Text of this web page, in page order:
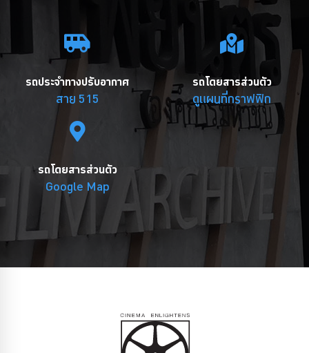
รถประจำทางปรับอากาศ
สาย 515
รถโดยสารส่วนตัว
ดูแผนที่กราฟฟิก
รถโดยสารส่วนตัว
Google Map